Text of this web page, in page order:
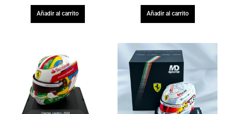
Añadir al carrito Añadir al carrito